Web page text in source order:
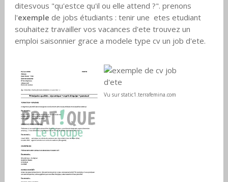
ditesvous "qu'estce qu'il ou elle attend ?". prenons
l'exemple de jobs étudiants : tenir une etes etudiant
souhaitez travailler vos vacances d'ete trouvez un
emploi saisonnier grace a modele type cv un job d'ete.
Vu sur static1.terrafemina.com